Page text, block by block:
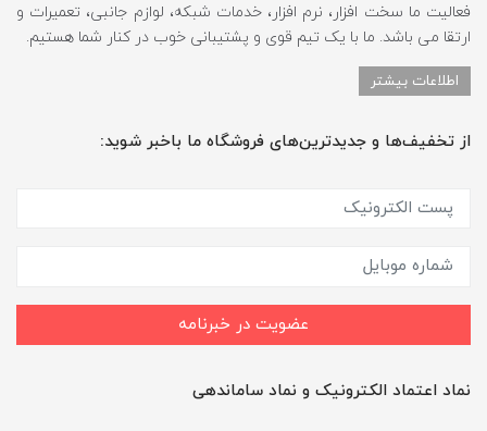
فعالیت ما سخت افزار، نرم افزار، خدمات شبکه، لوازم جانبی، تعمیرات و
ارتقا می باشد. ما با یک تیم قوی و پشتیبانی خوب در کنار شما هستیم.
اطلاعات بیشتر
از تخفیف‌ها و جدیدترین‌های فروشگاه ما باخبر شوید:
عضویت در خبرنامه
نماد اعتماد الکترونیک و نماد ساماندهی